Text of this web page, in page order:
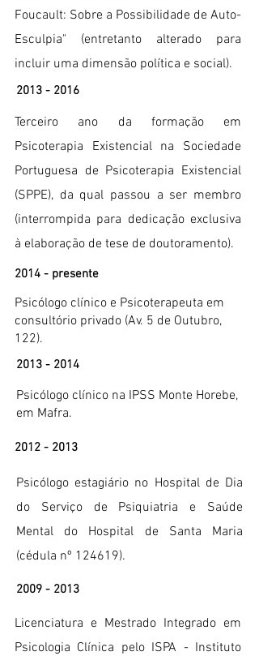
Foucault: Sobre a Possibilidade de Auto-
Esculpia" (entretanto alterado para
incluir uma dimensão política e social).
2013 - 2016
Terceiro ano da formação em
Psicoterapia Existencial na Sociedade
Portuguesa de Psicoterapia Existencial
(SPPE), da qual passou a ser membro
(interrompida para dedicação exclusiva
à elaboração de tese de doutoramento).
2014 - presente
Psicólogo clínico e Psicoterapeuta em
consultório privado (Av. 5 de Outubro,
122).​
2013 - 2014
Psicólogo clínico na IPSS Monte Horebe,
em Mafra.
2012 - 2013
Psicólogo estagiário no Hospital de Dia
do Serviço de Psiquiatria e Saúde
Mental do Hospital de Santa Maria
(cédula nº 124619).
2009 - 2013
Licenciatura e Mestrado Integrado em
Psicologia Clínica pelo ISPA - Instituto